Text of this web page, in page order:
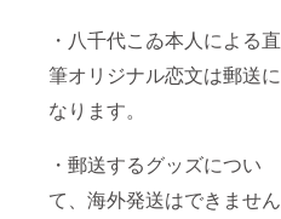
・八千代こゐ本人による直
筆オリジナル恋文は郵送に
なります。
・郵送するグッズについ
て、海外発送はできません